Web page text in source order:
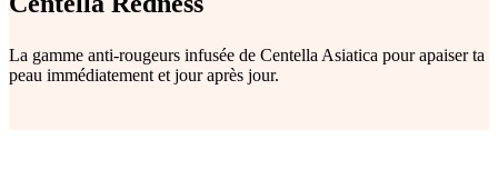
La gamme anti-rougeurs infusée de Centella Asiatica pour apaiser ta
peau immédiatement et jour après jour.